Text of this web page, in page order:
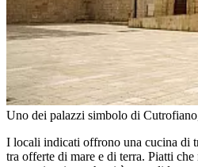
Uno dei palazzi simbolo di
I locali indicati offrono una cucina di
tra offerte di mare e di terra. Piatti che